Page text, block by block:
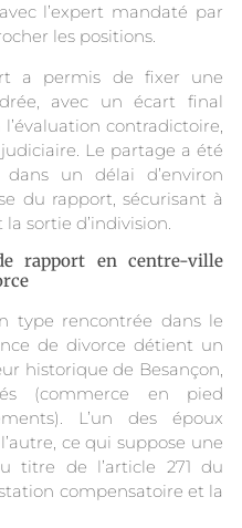
l’expert mandaté par
les positions.
a permis de fixer une
avec un écart final
contradictoire,
Le partage a été
un délai d’environ
du rapport, sécurisant à
sortie d’indivision.
rapport en centre-ville
type rencontrée dans le
de divorce détient un
historique de Besançon,
(commerce en pied
L’un des époux
ce qui suppose une
titre de l’article 271 du
compensatoire et la